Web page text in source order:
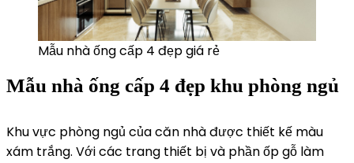
Mẫu nhà ống cấp 4 đẹp giá rẻ
Mẫu nhà ống cấp 4 đẹp khu phòng ngủ
Khu vực phòng ngủ của căn nhà được thiết kế màu
xám trắng. Với các trang thiết bị và phần ốp gỗ làm